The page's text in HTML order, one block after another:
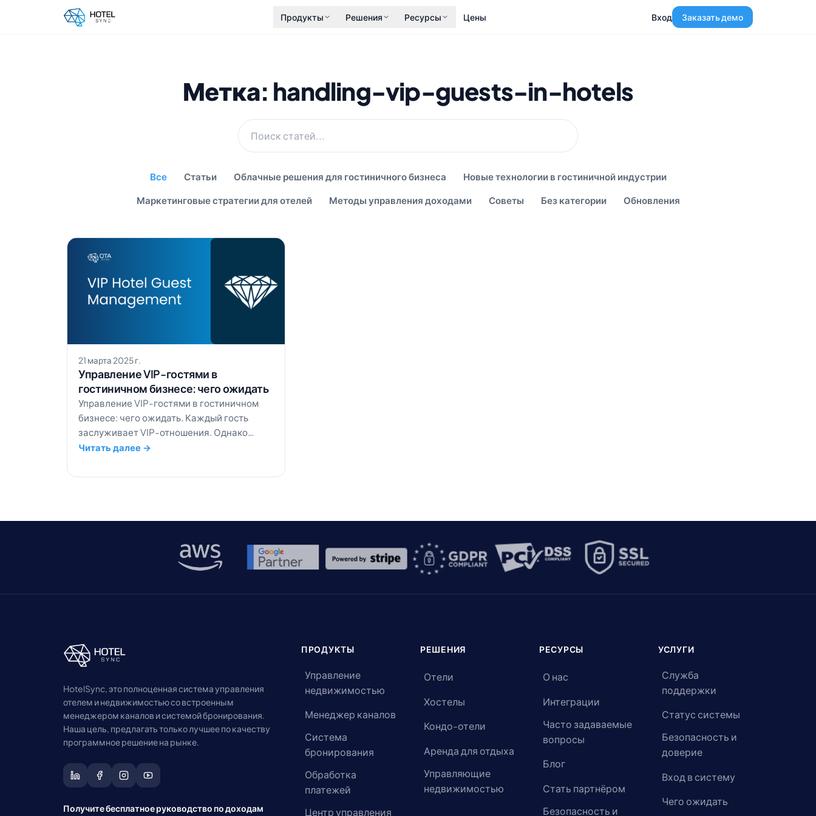
Продукты Решения Ресурсы Цены Вход Заказать демо
Метка: handling-vip-guests-in-hotels
Все Статьи Облачные решения для гостиничного бизнеса Новые технологии в гостиничной индустрии
Маркетинговые стратегии для отелей Методы управления доходами Советы Без категории Обновления
21 марта 2025 г.
Управление VIP-гостями в
гостиничном бизнесе: чего ожидать
Управление VIP-гостями в гостиничном
бизнесе: чего ожидать. Каждый гость
заслуживает VIP-отношения. Однако
некоторые гости требуют особого или
политик или знаменитость, в вашем отеле
[…]
Читать далее →
HotelSync, это полноценная система управления
отелем и недвижимостью со встроенным
менеджером каналов и системой бронирования.
Наша цель, предлагать только лучшее по качеству
программное решение на рынке.
Получите бесплатное руководство по доходам
ПРОДУКТЫ
Управление
недвижимостью
Менеджер каналов
Система
бронирования
Обработка
платежей
Центр управления
РЕШЕНИЯ
Отели
Хостелы
Кондо-отели
Аренда для отдыха
Управляющие
недвижимостью
РЕСУРСЫ
О нас
Интеграции
Часто задаваемые
вопросы
Блог
Стать партнёром
Безопасность и
УСЛУГИ
Служба
поддержки
Статус системы
Безопасность и
доверие
Вход в систему
Чего ожидать